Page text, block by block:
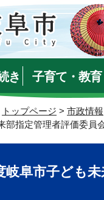
き 子育て・教育
トップページ > 市政情報
部指定管理者評価委
岐阜市子ども